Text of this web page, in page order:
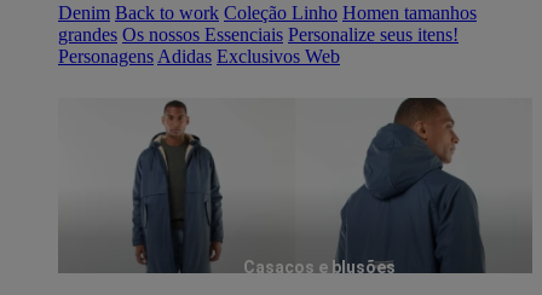
Denim Back to work Coleção Linho Homen tamanhos
grandes Os nossos Essenciais Personalize seus itens!
Personagens Adidas Exclusivos Web
Casacos e blusões